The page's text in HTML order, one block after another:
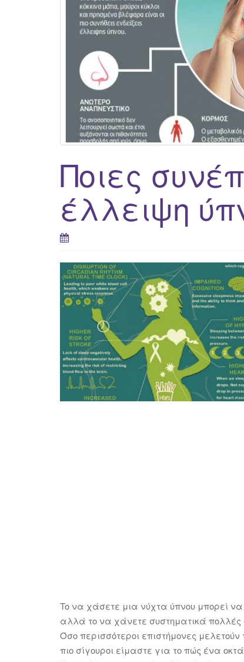
Ποιες
έλλειψη
To να χάσετε μια νύχτα ύπνου μπορεί
αλλά το να χάνετε συστηματικά πολλές
Όσο περισσότεροι επιστήμονες
πιο σίγουροι είμαστε για το πώς ένα